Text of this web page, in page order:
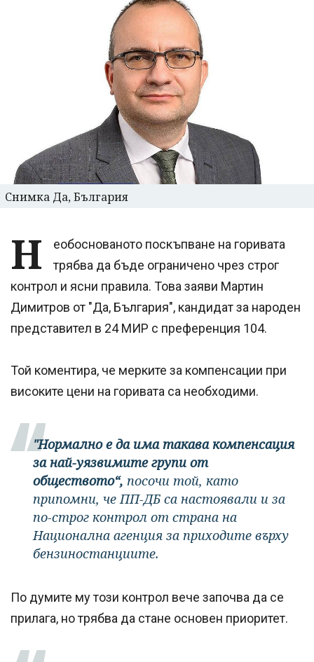
Снимка Да, България
Н
еобоснованото поскъпване на горивата
трябва да бъде ограничено чрез строг
контрол и ясни правила. Това заяви Мартин
Димитров от "Да, България", кандидат за народен
представител в 24 МИР с преференция 104.
Той коментира, че мерките за компенсации при
високите цени на горивата са необходими.
"Нормално е да има такава компенсация
за най-уязвимите групи от
обществото“, посочи той, като
припомни, че ПП-ДБ са настоявали и за
по-строг контрол от страна на
Национална агенция за приходите върху
бензиностанциите.
По думите му този контрол вече започва да се
прилага, но трябва да стане основен приоритет.